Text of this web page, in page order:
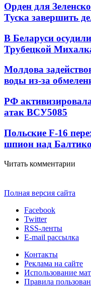
Орден для
Туска завершить
В Беларуси
Трубецкой
Молдова
воды из-за
РФ
атак ВСУ5085
Польские F-16
шпион над
Читать комментарии
Полная версия сайта
Facebook
Twitter
RSS-ленты
E-mail рассылка
Контакты
Реклама на сайте
Использование
Правила